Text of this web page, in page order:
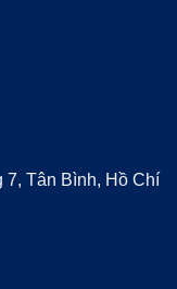
Tân Bình, Hồ Chí